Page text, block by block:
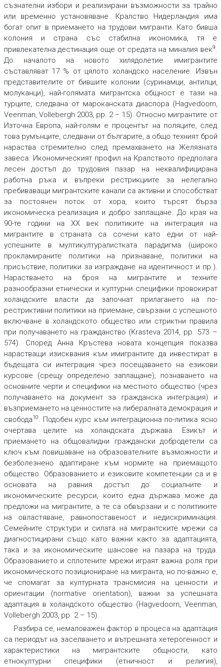
съзнателни избори и реализирани възможности за трайно
или временно установяване. Кралство Нидерландия има
богат опит в приемането на трудови мигранти. Като бивша
колония и страна със стабилна икономика, тя е
привлекателна дестинация още от средата на миналия век9.
До началото на новото хилядолетие имигрантите
съставляват 17 % от цялото холандско население. Извън
представителите от бившите колонии (суринамци, антилци,
молуканци), най-голямата мигрантска общност е тази на
турците, следвана от мароканската диаспора (Hagvedoorn,
Veenman, Vollebergh 2003, pp. 2 – 15). Относно мигрантите от
Източна Европа, най-голям е процентът на поляците, след
това румънците, следвани от българите, а общо техният брой
нараства стремително след премахването на Желязната
завеса. Икономическият профил на Кралството предполага
лесен достъп до трудовия пазар на неквалифицирана
работна ръка и въпреки рестрикциите за нелегално
пребиваващи мигрантските канали са активни и способстват
за постоянен поток от хора, които търсят бърза
икономическа реализация и добро заплащане. До края на
90-те години на ХХ век политиките на интеграция на
мигрантите в страната са сочени като едни от най-
успешните в мултикултуралистката парадигма (широко
прокламираните политики на признаване, политики на
присъствие, политики за изграждане на идентичност и пр.).
Нарастването на броя на мигрантите и техните
разнообразни етнически и културни специфики провокират
холандските власти да започнат прилагането на по-
рестриктивни политики на приемане, свързани с успешното
включване в холандското общество или стриктни правила
при получаването на гражданство (Krasteva 2014, рp. 573 –
574). Според Анна Кръстева новата концепция показва
нарастващи изисквания към имигрантите да инвестират в
бъдещата си интеграция чрез посещаването на езикови
курсове (срещу определено заплащане), познаването на
основните черти и специфики на местното общество (чрез
получаването на документ за гражданска интеграция) и
възприемането на ценностите на либералната демокрация и
свобода10. Подобен курс към интеграционна по-литика ясно
очертава целите на холандската държава. Езикът и
приемането на общовалидни граждански добродетели са
ключ към повишаване на образователните възможности и
безболезнено адаптиране към нормите на приемащото
общество. Образованието и езиковите компетенции са и в
основата на равния достъп до социалните и
икономическите ресурси, които една държава може да
предложи на мигрантите, а те са обвързани и с политиките
на овластяване, равнопоставеност и недискриминация.
Семейните структури и силата на мигрантските мрежи са
диагностицирани също като важни както за адаптацията,
така и за икономическите шансове на пазара на труда.
Образованието и сплотените мрежи играят важна роля при
икономическото позициониране на мигранта, но по-важно е,
че спомагат за културната трансмисия на ценности и
ориентации (normative orientation), важни за успешната
адаптация в холандското общество (Hagvedoorn, Veenman,
Vollebergh 2003, pp. 2 – 15).
Разбира се, немаловажен фактор в процеса на адаптация
са периодът на заселването и вътрешната хетерогенност и
характеристики на мигрантските общности, като
етнокултурни специфики (етничност и религия),